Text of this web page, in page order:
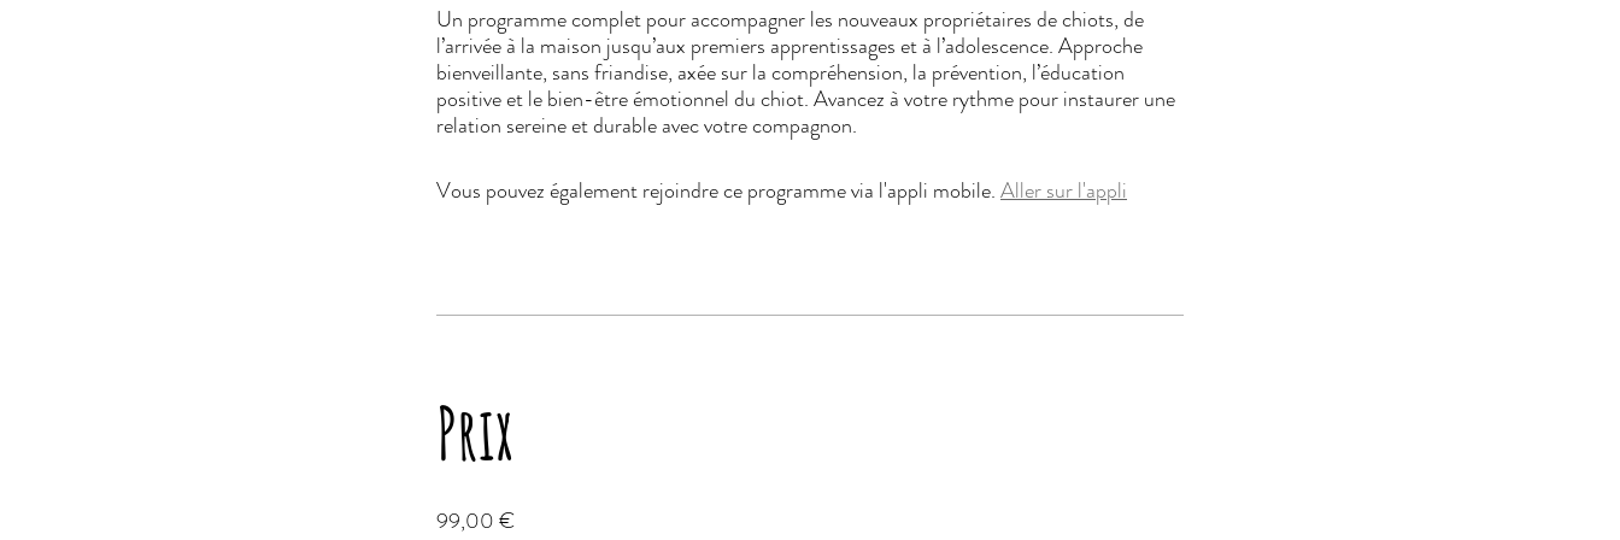
Un programme complet pour accompagner les nouveaux propriétaires de chiots, de
l’arrivée à la maison jusqu’aux premiers apprentissages et à l’adolescence. Approche
bienveillante, sans friandise, axée sur la compréhension, la prévention, l’éducation
positive et le bien-être émotionnel du chiot. Avancez à votre rythme pour instaurer une
relation sereine et durable avec votre compagnon.
Vous pouvez également rejoindre ce programme via l'appli mobile.Aller sur l'appli
Prix
99,00 €